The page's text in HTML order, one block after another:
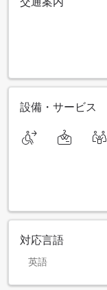
設備・サービス
対応言語
英語